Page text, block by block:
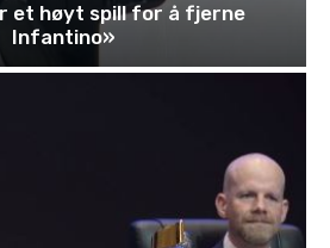
et høyt spill for å fjerne
Infantino»